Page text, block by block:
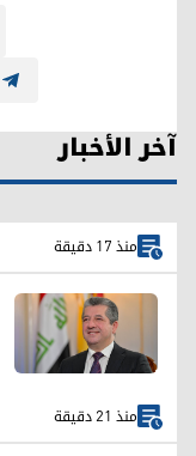
آخر الأخبار
منذ 17 دقيقة
منذ 21 دقيقة